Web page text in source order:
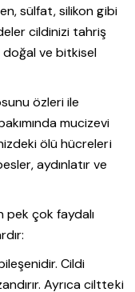
sülfat, silikon gibi
cildinizi tahriş
ve bitkisel
özleri ile
mucizevi
ölü hücreleri
aydınlatır ve
pek çok faydalı
Cildi
Ayrıca ciltteki